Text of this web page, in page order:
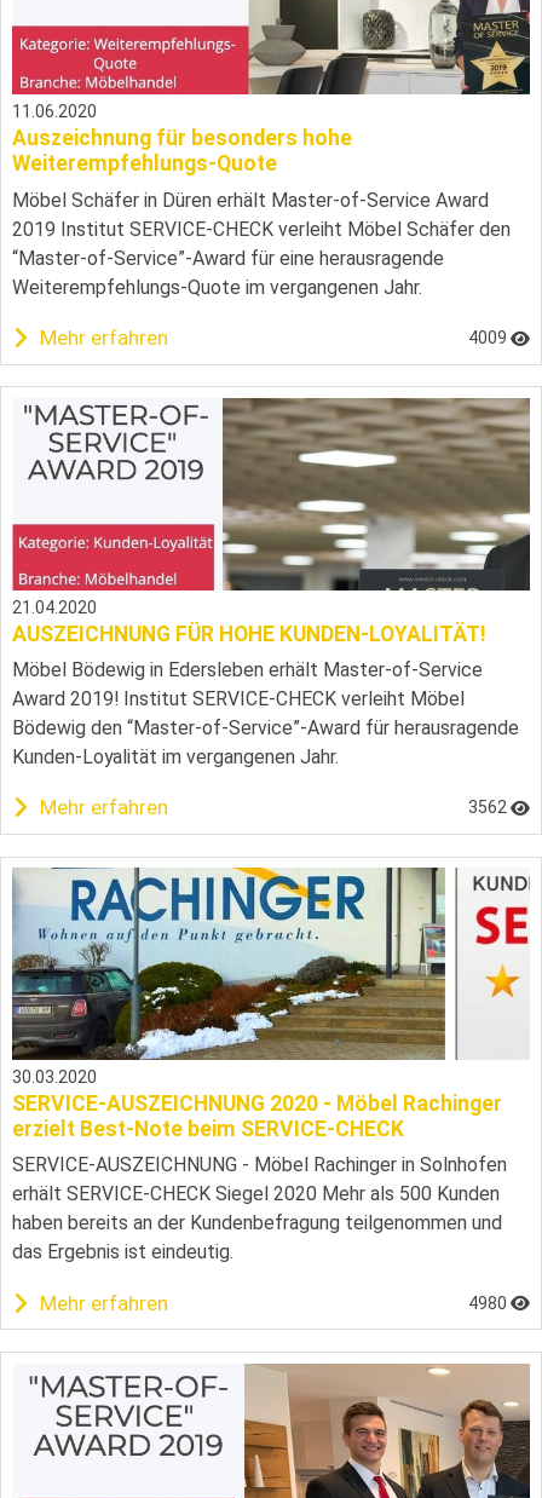
11.06.2020
Auszeichnung für besonders hohe
Weiterempfehlungs-Quote
Möbel Schäfer in Düren erhält Master-of-Service Award
2019 Institut SERVICE-CHECK verleiht Möbel Schäfer den
“Master-of-Service”-Award für eine herausragende
Weiterempfehlungs-Quote im vergangenen Jahr.
Mehr erfahren 4009
21.04.2020
AUSZEICHNUNG FÜR HOHE KUNDEN-LOYALITÄT!
Möbel Bödewig in Edersleben erhält Master-of-Service
Award 2019! Institut SERVICE-CHECK verleiht Möbel
Bödewig den “Master-of-Service”-Award für herausragende
Kunden-Loyalität im vergangenen Jahr.
Mehr erfahren 3562
30.03.2020
SERVICE-AUSZEICHNUNG 2020 - Möbel Rachinger
erzielt Best-Note beim SERVICE-CHECK
SERVICE-AUSZEICHNUNG - Möbel Rachinger in Solnhofen
erhält SERVICE-CHECK Siegel 2020 Mehr als 500 Kunden
haben bereits an der Kundenbefragung teilgenommen und
das Ergebnis ist eindeutig.
Mehr erfahren 4980